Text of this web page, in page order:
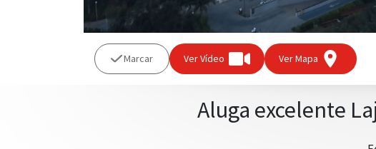
Marcar Ver Vídeo Ver Mapa
Aluga excelente